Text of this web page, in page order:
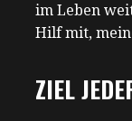
im Leben
Hilf mit,
ZIEL